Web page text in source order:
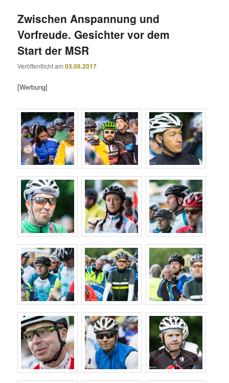
Zwischen Anspannung und
Vorfreude. Gesichter vor dem
Start der MSR
Veröffentlicht am03.06.2017
[Werbung]